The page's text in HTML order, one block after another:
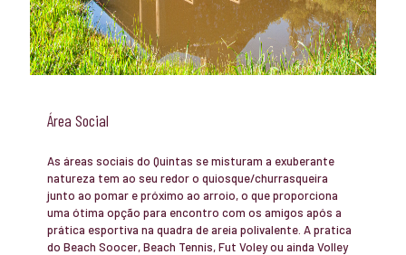
Área Social
As áreas sociais do Quintas se misturam a exuberante
natureza tem ao seu redor o quiosque/churrasqueira
junto ao pomar e próximo ao arroio, o que proporciona
uma ótima opção para encontro com os amigos após a
prática esportiva na quadra de areia polivalente. A pratica
do Beach Soocer, Beach Tennis, Fut Voley ou ainda Volley